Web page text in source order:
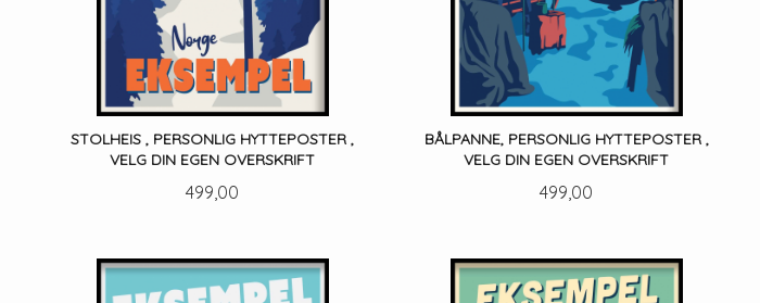
STOLHEIS , PERSONLIG HYTTEPOSTER ,
VELG DIN EGEN OVERSKRIFT
Pris
499,00
LES MER
BÅLPANNE, PERSONLIG HYTTEPOSTER ,
VELG DIN EGEN OVERSKRIFT
Pris
499,00
LES MER